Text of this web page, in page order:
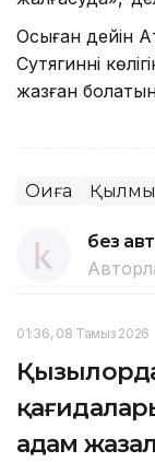
Осыған дейін
Сутягиннің
жазған
Оқиға
без
01:36, 08 Тамыз 2026
адам